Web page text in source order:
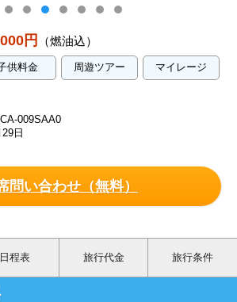
円 （燃油込）
供料金 周遊ツアー マイレージ
009SAA0
日
問い合わせ（無料）
日程表 旅行代金 旅行条件